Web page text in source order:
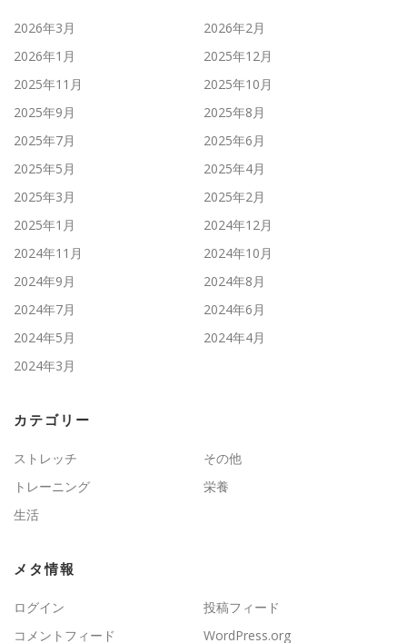
2026年3月
2026年2月
2026年1月
2025年12月
2025年11月
2025年10月
2025年9月
2025年8月
2025年7月
2025年6月
2025年5月
2025年4月
2025年3月
2025年2月
2025年1月
2024年12月
2024年11月
2024年10月
2024年9月
2024年8月
2024年7月
2024年6月
2024年5月
2024年4月
2024年3月
カテゴリー
ストレッチ
その他
トレーニング
栄養
生活
メタ情報
ログイン
投稿フィード
コメントフィード
WordPress.org